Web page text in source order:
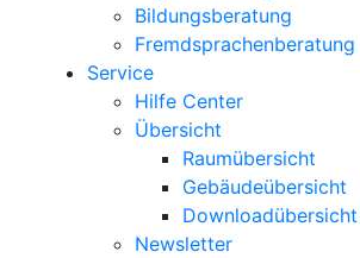
Bildungsberatung
Fremdsprachenberatung
Service
Hilfe Center
Übersicht
Raumübersicht
Gebäudeübersicht
Downloadübersicht
Newsletter